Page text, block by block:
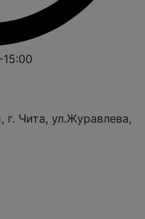
г. Чита, ул.Журавлева,